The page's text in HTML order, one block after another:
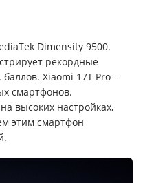
Dimensity 9500.
рекордные
Xiaomi 17T Pro –
смартфонов.
высоких настройках,
этим смартфон